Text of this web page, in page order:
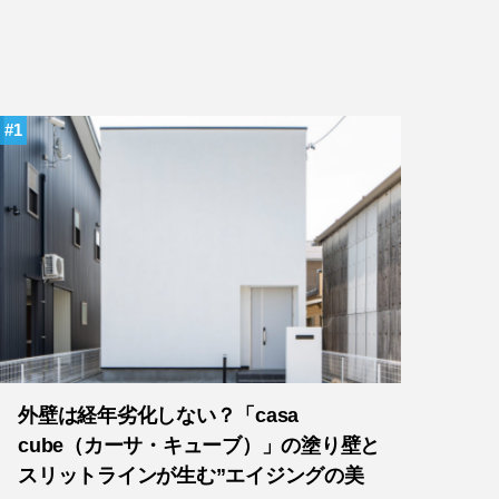
1
外壁は経年劣化しない？「casa
cube（カーサ・キューブ）」の塗り壁と
スリットラインが生む”エイジングの美